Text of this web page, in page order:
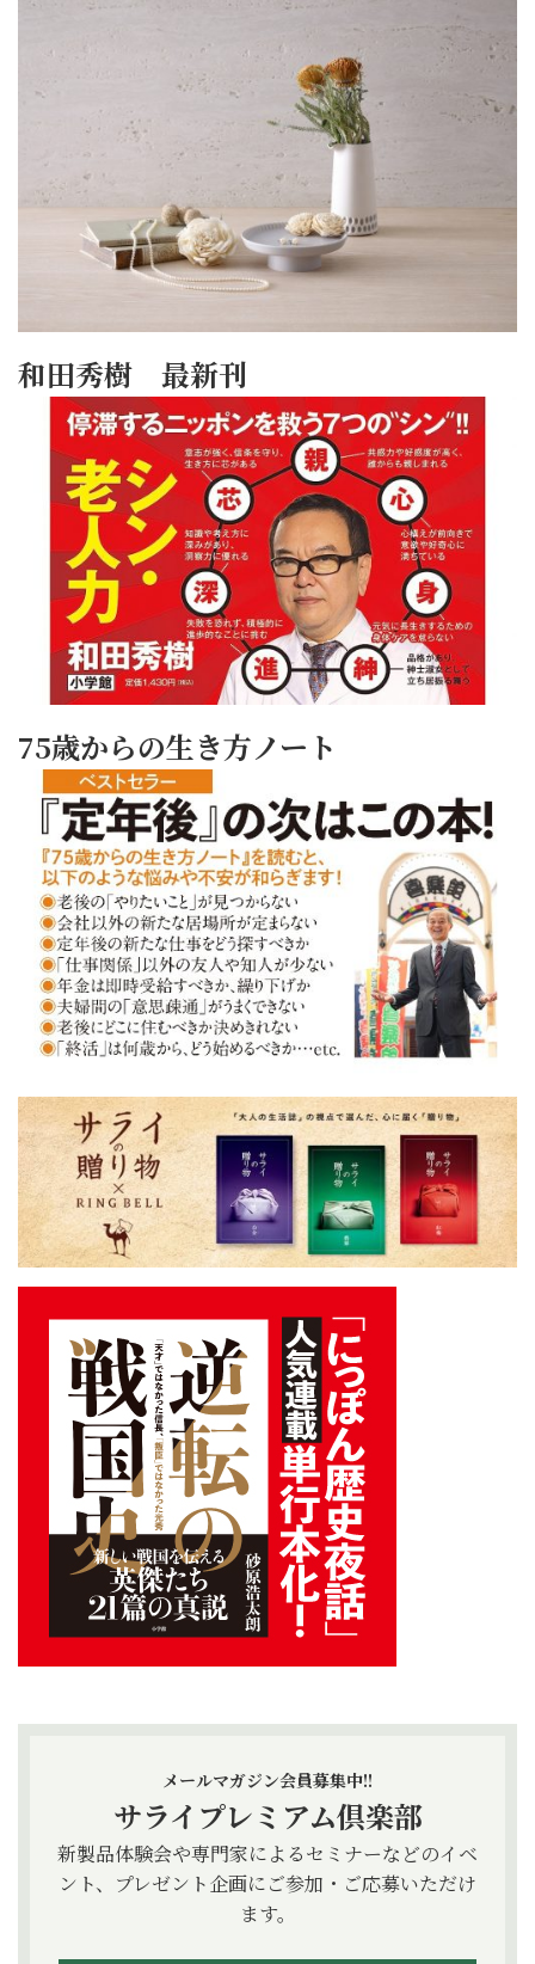
和田秀樹 最新刊
75歳からの生き方ノート
メールマガジン会員募集中!!
サライプレミアム倶楽部
新製品体験会や専門家によるセミナーなどのイベ
ント、プレゼント企画にご参加・ご応募いただけ
ます。